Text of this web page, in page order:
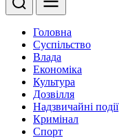
Головна
Суспільство
Влада
Економіка
Культура
Дозвілля
Надзвичайні події
Кримінал
Спорт